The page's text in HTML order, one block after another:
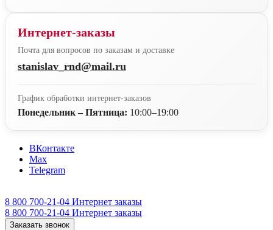
Интернет-заказы
Почта для вопросов по заказам и доставке
stanislav_rnd@mail.ru
График обработки интернет-заказов
Понедельник – Пятница: 10:00–19:00
ВКонтакте
Max
Telegram
8 800 700-21-04 Интернет заказы
8 800 700-21-04 Интернет заказы
Заказать звонок